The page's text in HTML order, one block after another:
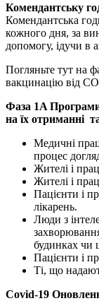
Комендантську
Комендантська
кожного дня, за
допомогу, ідучи в
Погляньте тут на
вакцинацію від
Фаза 1A Програми
на їх отриманні
Медичні
процес
Жителі і
Жителі і
Пацієнти і
лікарень.
Люди з
будинках чи
Пацієнти і
Ті, що
Covid-19